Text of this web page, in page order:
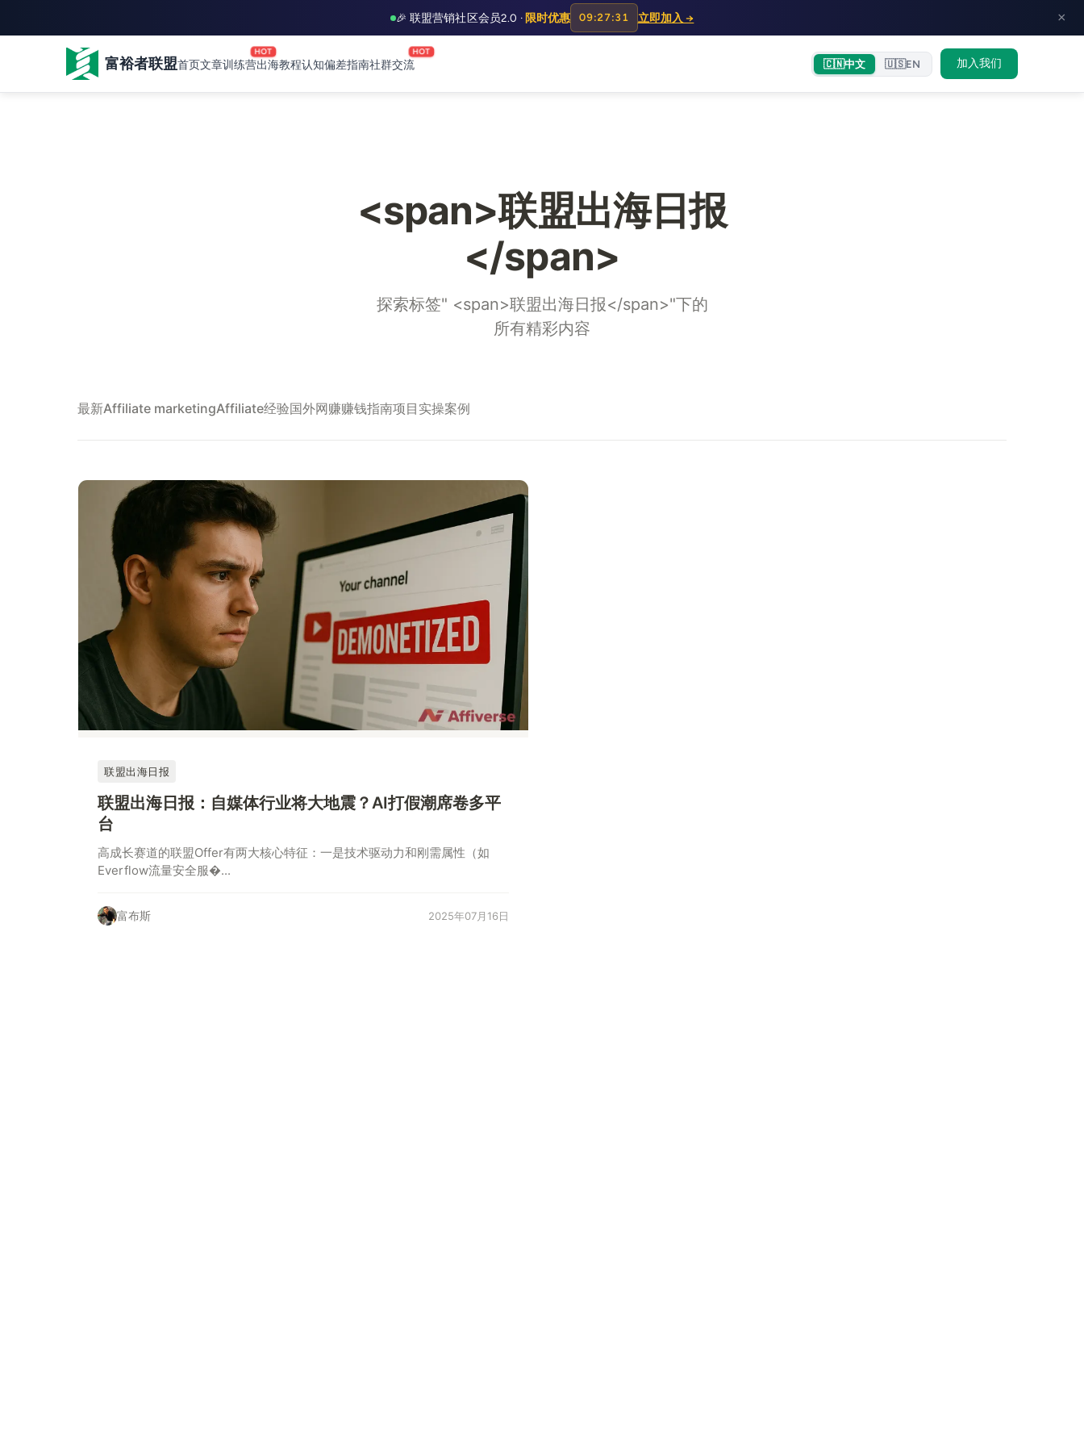
🎉 联盟营销社区会员2.0 · 限时优惠 09:27:30 立即加入 → ×
富裕者联盟首页文章训练营
HOT
出海教程认知偏差指南社群交流
HOT
🇨🇳中文 🇺🇸EN 加入我们
<span>联盟出海日报
</span>
探索标签" <span>联盟出海日报</span>"下的
所有精彩内容
最新Affiliate marketingAffiliate经验国外网赚赚钱指南项目实操案例
联盟出海日报
联盟出海日报：自媒体行业将大地震？AI打假潮席卷多平
台
高成长赛道的联盟Offer有两大核心特征：一是技术驱动力和刚需属性（如
Everflow流量安全服�...
富布斯 2025年07月16日